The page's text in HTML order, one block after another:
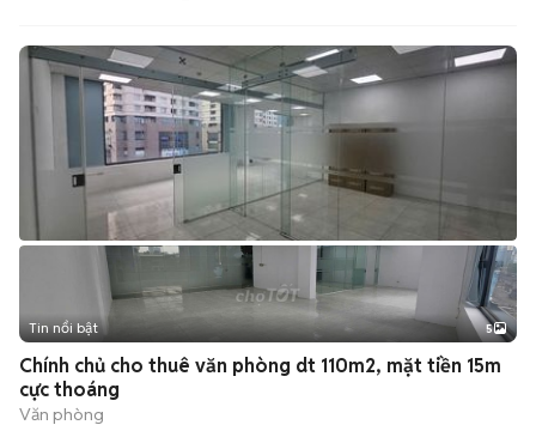
Tin nổi bật 5
Chính chủ cho thuê văn phòng dt 110m2, mặt tiền 15m
cực thoáng
Văn phòng